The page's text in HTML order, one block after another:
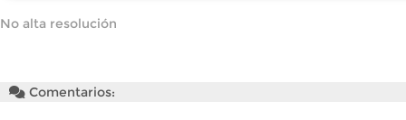
No alta resolución
Comentarios: